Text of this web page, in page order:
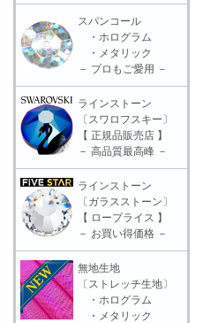
スパンコール
・ホログラム
・メタリック
－ プロもご愛用 －
ラインストーン
〔スワロフスキー〕
【 正規品販売店 】
－ 高品質最高峰 －
ラインストーン
〔ガラスストーン〕
【 ロープライス 】
－ お買い得価格 －
無地生地
〔ストレッチ生地〕
・ホログラム
・メタリック